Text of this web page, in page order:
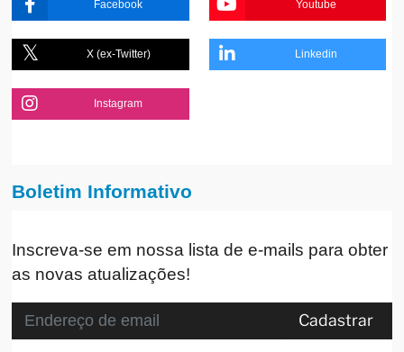
Facebook Youtube
X (ex-Twitter) Linkedin
Instagram
Boletim Informativo
Inscreva-se em nossa lista de e-mails para obter
as novas atualizações!
Cadastrar